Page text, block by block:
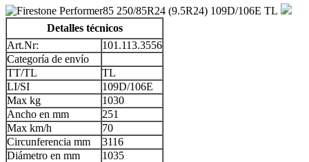
Detalles técnicos
Art.Nr:
101.113.3556
Categoría de envío
TT/TL
TL
LI/SI
109D/106E
Max kg
1030
Ancho en mm
251
Max km/h
70
Circunferencia mm
3116
Diámetro en mm
1035